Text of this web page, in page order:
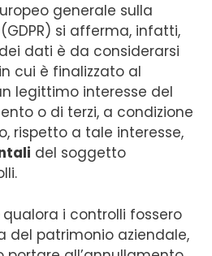
generale sulla
si afferma, infatti,
dati è da considerarsi
cui è finalizzato al
legittimo interesse del
o di terzi, a condizione
rispetto a tale interesse,
del soggetto
i controlli fossero
del patrimonio aziendale,